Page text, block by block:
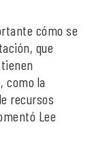
cómo se
que
como la
recursos
Lee